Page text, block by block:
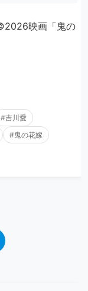
映画「鬼の
#吉川愛
#鬼の花嫁